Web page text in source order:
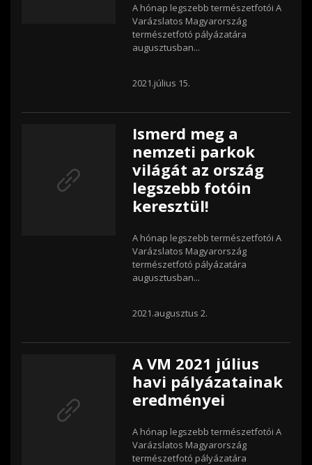
A hónap legszebb természetfotói A
Varázslatos Magyarország
természetfotó pályázatára
augusztusban...
2021.július 15.
Ismerd meg a
nemzeti parkok
világát az ország
legszebb fotóin
keresztül!
A hónap legszebb természetfotói A
Varázslatos Magyarország
természetfotó pályázatára
augusztusban...
2021.augusztus 2.
A VM 2021 július
havi pályázatainak
eredményei
A hónap legszebb természetfotói A
Varázslatos Magyarország
természetfotó pályázatára